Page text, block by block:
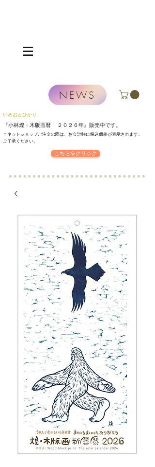
NEWS
いろおとひかり
『小林煌・木版画暦 ２０２６年』 販売中です。
＊ネットショップご注文の際は、お会計時に税込価格が表示されます。
​ご了承ください。
こちらをクリック